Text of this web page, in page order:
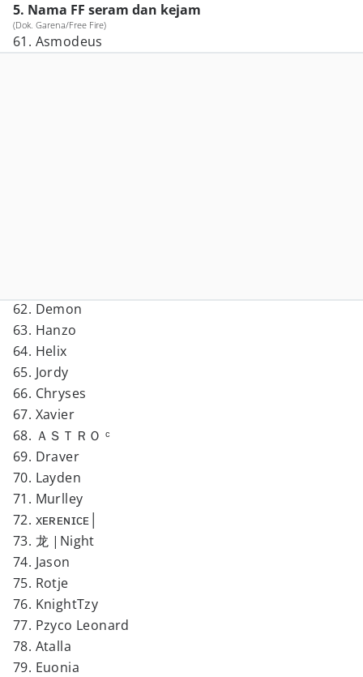
5. Nama FF seram dan kejam
(Dok. Garena/Free Fire)
61. Asmodeus
62. Demon
63. Hanzo
64. Helix
65. Jordy
66. Chryses
67. Xavier
68. ＡＳＴＲＯ ᶜ
69. Draver
70. Layden
71. Murlley
72. xᴇʀᴇɴɪᴄᴇ│
73. 龙 |Night
74. Jason
75. Rotje
76. KnightTzy
77. Pzyco Leonard
78. Atalla
79. Euonia